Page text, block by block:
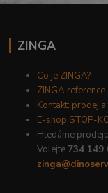
ZINGA
Co je ZINGA?
ZINGA reference
Kontakt: prodej
E-shop STOP-
Hledáme
Volejte 734 149